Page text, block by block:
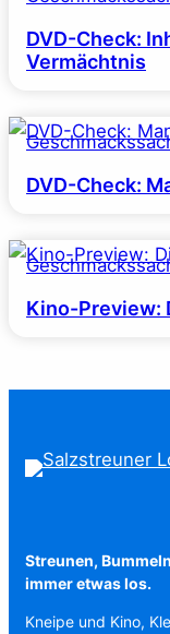
DVD-Check:
Vermächtnis
DVD-Check:
Kino-Preview:
Streunen,
immer etwas los.
Kneipe und Kino,